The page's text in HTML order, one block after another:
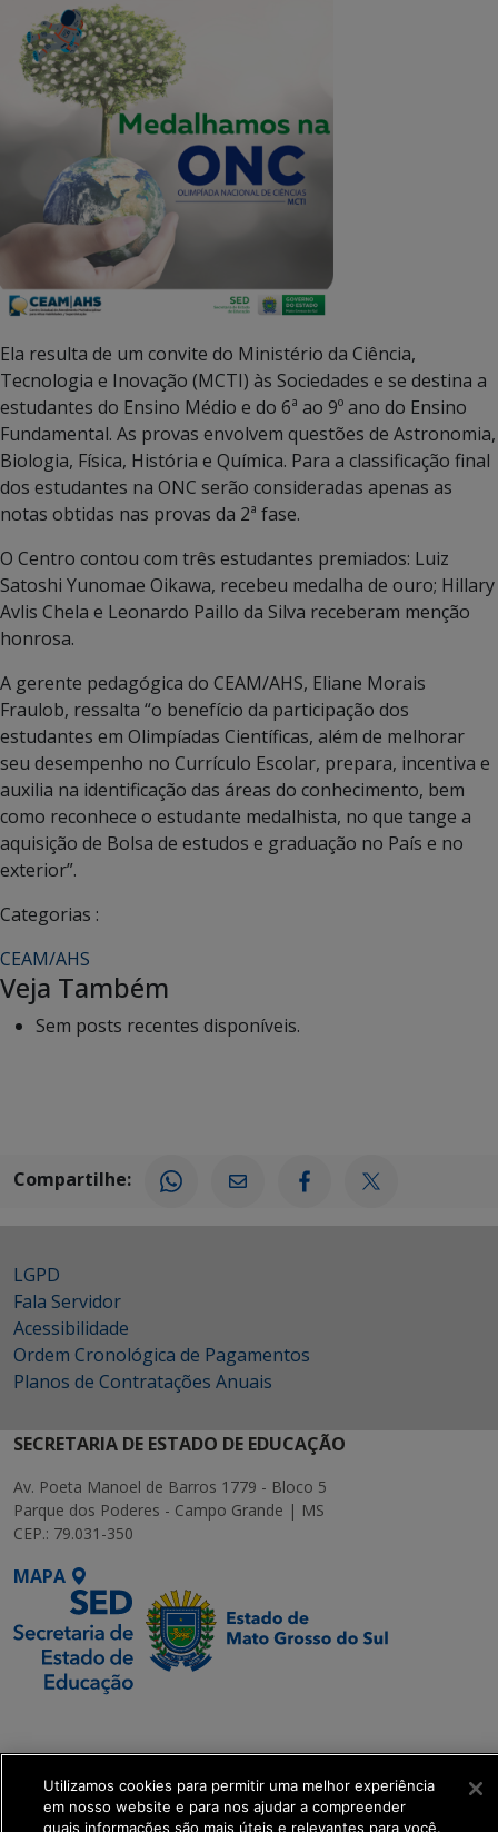
Ela resulta de um convite do Ministério da Ciência,
Tecnologia e Inovação (MCTI) às Sociedades e se destina a
estudantes do Ensino Médio e do 6ª ao 9º ano do Ensino
Fundamental. As provas envolvem questões de Astronomia,
Biologia, Física, História e Química. Para a classificação final
dos estudantes na ONC serão consideradas apenas as
notas obtidas nas provas da 2ª fase.
O Centro contou com três estudantes premiados: Luiz
Satoshi Yunomae Oikawa, recebeu medalha de ouro; Hillary
Avlis Chela e Leonardo Paillo da Silva receberam menção
honrosa.
A gerente pedagógica do CEAM/AHS, Eliane Morais
Fraulob, ressalta “o benefício da participação dos
estudantes em Olimpíadas Científicas, além de melhorar
seu desempenho no Currículo Escolar, prepara, incentiva e
auxilia na identificação das áreas do conhecimento, bem
como reconhece o estudante medalhista, no que tange a
aquisição de Bolsa de estudos e graduação no País e no
exterior”.
Categorias :
CEAM/AHS
Veja Também
Sem posts recentes disponíveis.
Compartilhe:
LGPD
Fala Servidor
Acessibilidade
Ordem Cronológica de Pagamentos
Planos de Contratações Anuais
SECRETARIA DE ESTADO DE EDUCAÇÃO
Av. Poeta Manoel de Barros 1779 - Bloco 5
Parque dos Poderes - Campo Grande | MS
CEP.: 79.031-350
MAPA
Executiva de
Transformação Digital
Utilizamos cookies para permitir uma melhor experiência
em nosso website e para nos ajudar a compreender
quais informações são mais úteis e relevantes para você.